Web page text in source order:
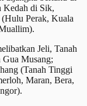
Kedah di Sik,
Perak, Kuala
Jeli, Tanah
Musang;
(Tanah Tinggi
Maran, Bera,